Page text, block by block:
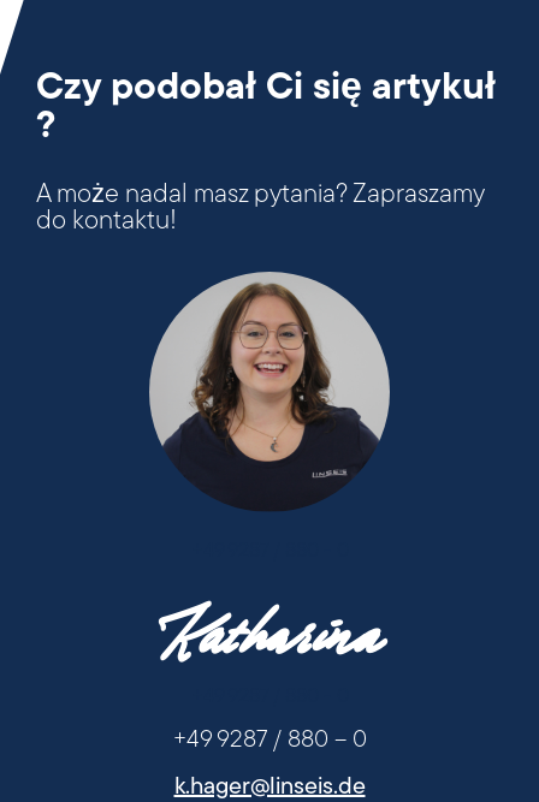
Czy podobał Ci się artykuł
?
A może nadal masz pytania? Zapraszamy
do kontaktu!
Katharina
+49 9287 / 880 – 0
k.hager@linseis.de